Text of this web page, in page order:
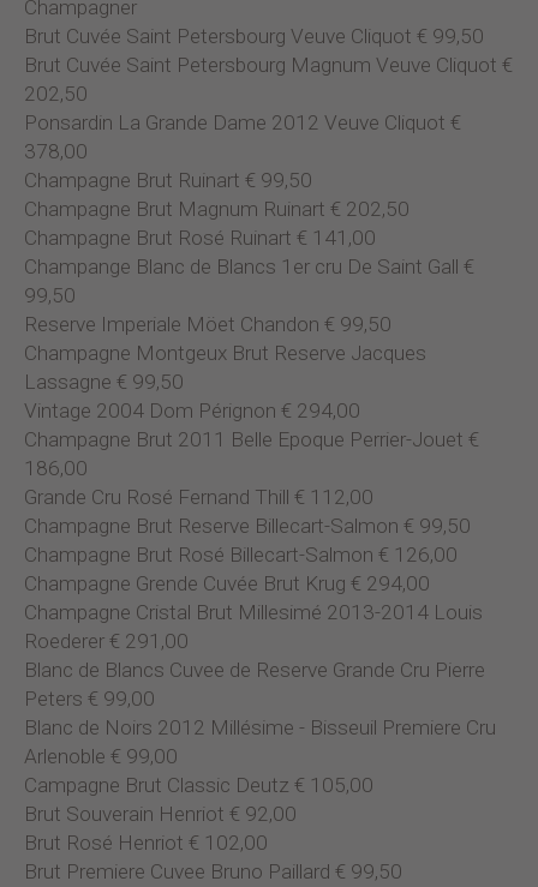
Champagner
Brut Cuvée Saint Petersbourg Veuve Cliquot € 99,50
Brut Cuvée Saint Petersbourg Magnum Veuve Cliquot €
202,50
Ponsardin La Grande Dame 2012 Veuve Cliquot €
378,00
Champagne Brut Ruinart € 99,50
Champagne Brut Magnum Ruinart € 202,50
Champagne Brut Rosé Ruinart € 141,00
Champange Blanc de Blancs 1er cru De Saint Gall €
99,50
Reserve Imperiale Möet Chandon € 99,50
Champagne Montgeux Brut Reserve Jacques
Lassagne € 99,50
Vintage 2004 Dom Pérignon € 294,00
Champagne Brut 2011 Belle Epoque Perrier-Jouet €
186,00
Grande Cru Rosé Fernand Thill € 112,00
Champagne Brut Reserve Billecart-Salmon € 99,50
Champagne Brut Rosé Billecart-Salmon € 126,00
Champagne Grende Cuvée Brut Krug € 294,00
Champagne Cristal Brut Millesimé 2013-2014 Louis
Roederer € 291,00
Blanc de Blancs Cuvee de Reserve Grande Cru Pierre
Peters € 99,00
Blanc de Noirs 2012 Millésime - Bisseuil Premiere Cru
Arlenoble € 99,00
Campagne Brut Classic Deutz € 105,00
Brut Souverain Henriot € 92,00
Brut Rosé Henriot € 102,00
Brut Premiere Cuvee Bruno Paillard € 99,50